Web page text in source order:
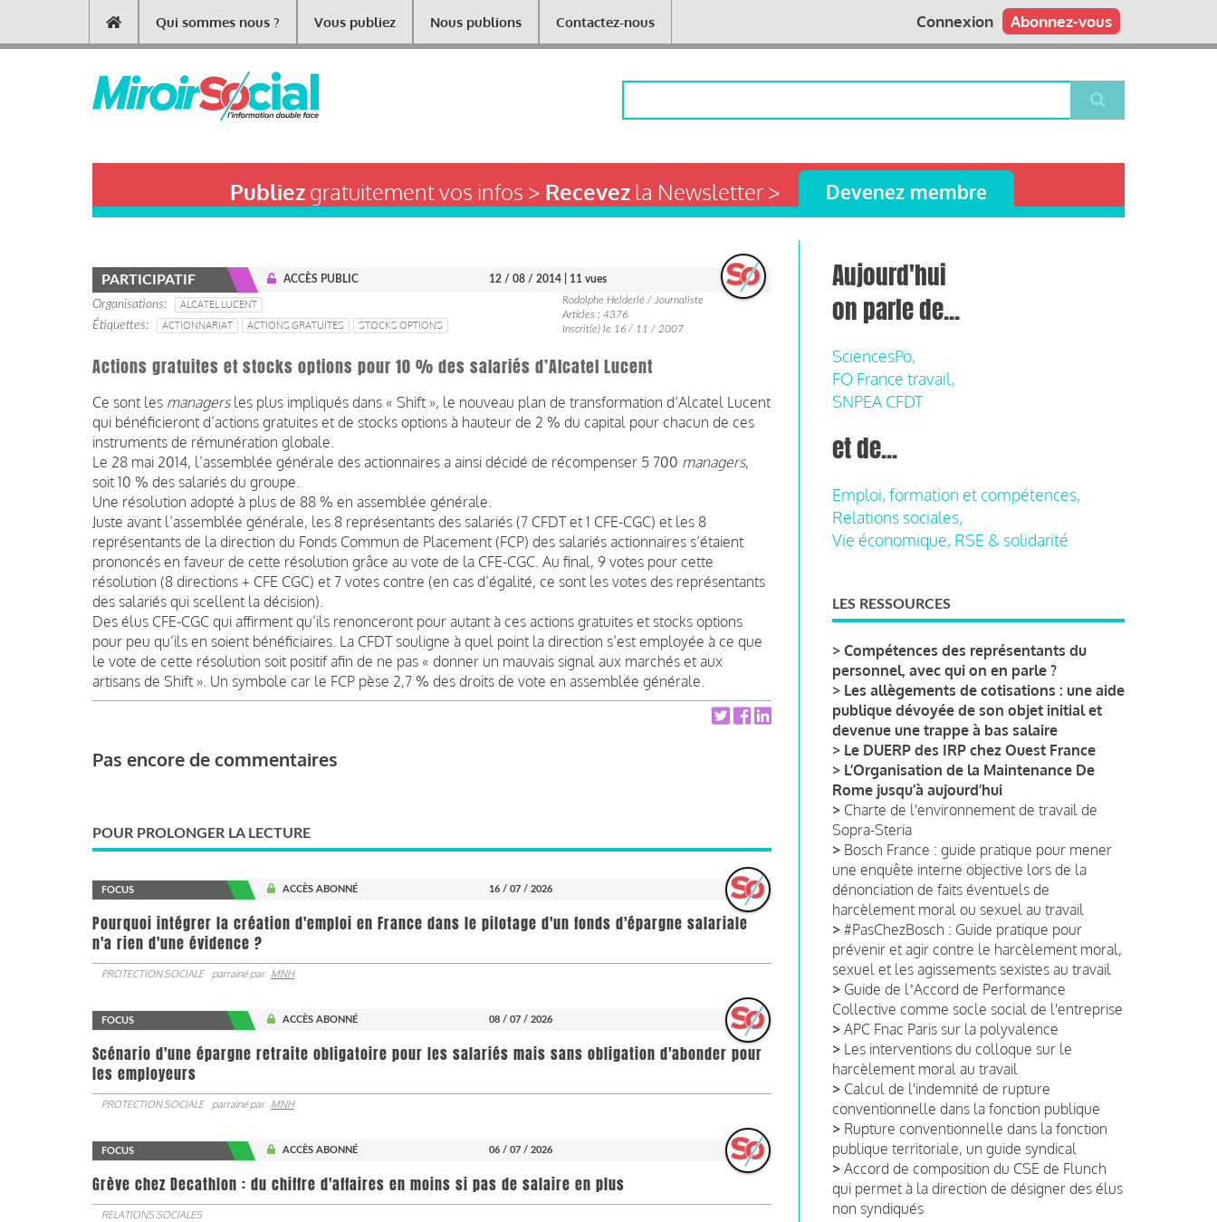
contenu
Main
navigation
Qui sommes nous ? Vous publiez Nous publions Contactez-nous Abonnez-vous
Connexion
Publiezgratuitement vos infos > Recevezla Newsletter > Devenez membre
PARTICIPATIF ACCÈS PUBLIC 12 / 08 / 2014 | 11 vues
Organisations
ALCATEL LUCENT
Étiquettes
ACTIONNARIAT ACTIONS GRATUITES STOCKS OPTIONS
Rodolphe Helderlé / Journaliste
Articles : 4376
Inscrit(e) le 16 / 11 / 2007
Actions gratuites et stocks options pour 10 % des salariés d’Alcatel Lucent
Ce sont les managersles plus impliqués dans « Shift », le nouveau plan de transformation d‘Alcatel Lucent
qui bénéficieront d’actions gratuites et de stocks options à hauteur de 2 % du capital pour chacun de ces
instruments de rémunération globale.
Le 28 mai 2014, l’assemblée générale des actionnaires a ainsi décidé de récompenser 5 700 managers,
soit 10 % des salariés du groupe.
Une résolution adopté à plus de 88 % en assemblée générale.
Juste avant l’assemblée générale, les 8 représentants des salariés (7 CFDT et 1 CFE-CGC) et les 8
représentants de la direction du Fonds Commun de Placement (FCP) des salariés actionnaires s’étaient
prononcés en faveur de cette résolution grâce au vote de la CFE-CGC. Au final, 9 votes pour cette
résolution (8 directions + CFE CGC) et 7 votes contre (en cas d’égalité, ce sont les votes des représentants
des salariés qui scellent la décision).
Des élus CFE-CGC qui affirment qu’ils renonceront pour autant à ces actions gratuites et stocks options
pour peu qu’ils en soient bénéficiaires. La CFDT souligne à quel point la direction s’est employée à ce que
le vote de cette résolution soit positif afin de ne pas « donner un mauvais signal aux marchés et aux
artisans de Shift ». Un symbole car le FCP pèse 2,7 % des droits de vote en assemblée générale.
Pas encore de commentaires
POUR PROLONGER LA LECTURE
FOCUS ACCÈS ABONNÉ 16 / 07 / 2026
Pourquoi intégrer la création d'emploi en France dans le pilotage d'un fonds d'épargne salariale
n'a rien d'une évidence ?
PROTECTION SOCIALE parrainé par MNH
FOCUS ACCÈS ABONNÉ 08 / 07 / 2026
Scénario d'une épargne retraite obligatoire pour les salariés mais sans obligation d'abonder pour
les employeurs
PROTECTION SOCIALE parrainé par MNH
FOCUS ACCÈS ABONNÉ 06 / 07 / 2026
Grève chez Decathlon : du chiffre d'affaires en moins si pas de salaire en plus
RELATIONS SOCIALES
Aujourd'hui
on parle de...
SciencesPo,
FO France travail,
SNPEA CFDT
et de...
Emploi, formation et compétences,
Relations sociales,
Vie économique, RSE & solidarité
LES RESSOURCES
> Compétences des représentants du
personnel, avec qui on en parle ?
> Les allègements de cotisations : une aide
publique dévoyée de son objet initial et
devenue une trappe à bas salaire
> Le DUERP des IRP chez Ouest France
> L’Organisation de la Maintenance De
Rome jusqu’à aujourd’hui
> Charte de l'environnement de travail de
Sopra-Steria
> Bosch France : guide pratique pour mener
une enquête interne objective lors de la
dénonciation de faits éventuels de
harcèlement moral ou sexuel au travail
> #PasChezBosch : Guide pratique pour
prévenir et agir contre le harcèlement moral,
sexuel et les agissements sexistes au travail
> Guide de lʼAccord de Performance
Collective comme socle social de l'entreprise
> APC Fnac Paris sur la polyvalence
> Les interventions du colloque sur le
harcèlement moral au travail
> Calcul de l'indemnité de rupture
conventionnelle dans la fonction publique
> Rupture conventionnelle dans la fonction
publique territoriale, un guide syndical
> Accord de composition du CSE de Flunch
qui permet à la direction de désigner des élus
non syndiqués